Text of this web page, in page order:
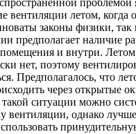
проблемой
вентиляции летом, когда
законы физики, так
предполагает наличие
и внутри.
нет, поэтому
Предполагалось, что
через открытые
ситуации можно
вентиляции, однако